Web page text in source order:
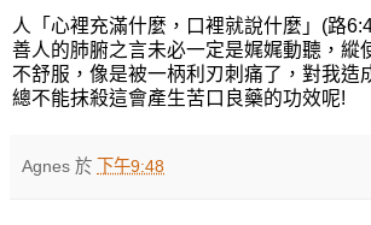
人「心裡充滿什麼，口裡就說什麼」(路
善人的肺腑之言未必一定是娓娓動聽，縱
不舒服，像是被一柄利刃刺痛了，對我造
總不能抹殺這會產生苦口良藥的功效呢!
Agnes 於 下午9:48